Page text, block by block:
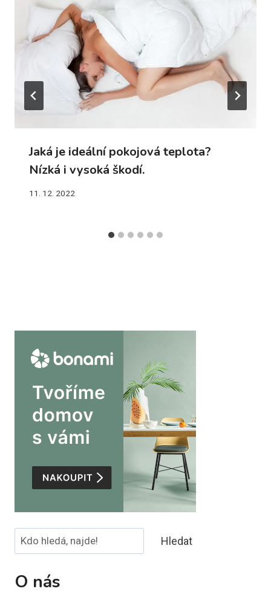
Jaká je ideální pokojová teplota?
Nízká i vysoká škodí.
11. 12. 2022
Hledat Hledat
O nás